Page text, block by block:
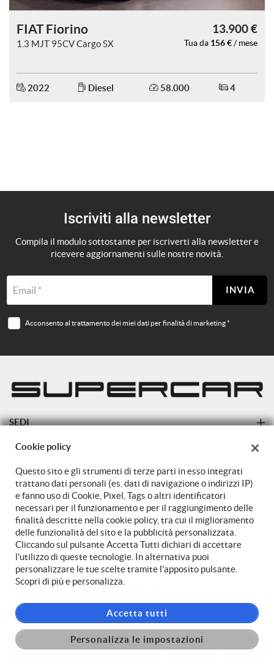
FIAT Fiorino
1.3 MJT 95CV Cargo SX
13.900 €
Tua da 156 € / mese
2022 Diesel 58.000 4
Iscriviti alla newsletter
Compila il modulo sottostante per iscriverti alla newsletter e
ricevere aggiornamenti sulle nostre novità.
Email * INVIA
Acconsento al trattamento dei miei dati per finalità di marketing *
CONTATTACI
SEDI
Azienda
TORNA IN CIMA
Copyright © 2026 Autostore Srl - P.IVA 04099540264 -Leggi
l'informativa sulla privacy-Cookie Policy
Sito creato da:
Cookie policy
Questo sito e gli strumenti di terze parti in esso integrati
trattano dati personali (es. dati di navigazione o indirizzi IP)
e fanno uso di Cookie, Pixel, Tags o altri identificatori
necessari per il funzionamento e per il raggiungimento delle
finalità descritte nella cookie policy, tra cui il miglioramento
delle funzionalità del sito e la pubblicità personalizzata.
Cliccando sul pulsante Accetta Tutti dichiari di accettare
l'utilizzo di queste tecnologie. In alternativa puoi
personalizzare le tue scelte tramite l'apposito pulsante.
Scopri di più e personalizza.
Accetta tutti
Personalizza le impostazioni